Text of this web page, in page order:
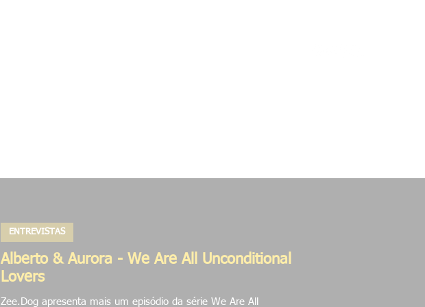
Alberto & Aurora - We Are All Unconditional
Lovers
Zee.Dog apresenta mais um episódio da série We Are All
ENTREVISTAS